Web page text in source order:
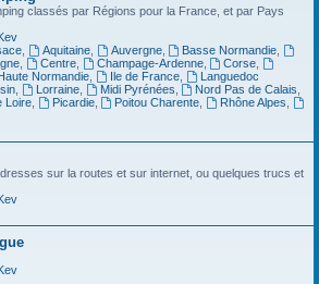
classés par Régions pour la France, et par Pays
, Aquitaine, Auvergne, Basse Normandie
, Centre, Champage-Ardenne, Corse
Normandie, Ile de France,
Languedoc
, Lorraine, Midi Pyrénées Nord Pas de Calais
Loire, Picardie, Poitou Charente Rhône Alpes
sur la routes et sur internet, ou quelques trucs et